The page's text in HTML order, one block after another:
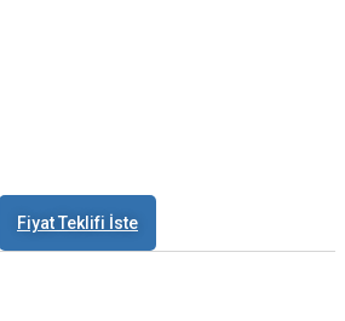
Fiyat Teklifi İste